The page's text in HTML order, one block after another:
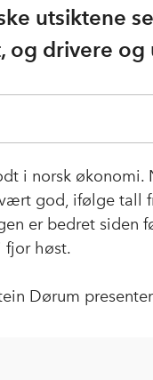
utsiktene
og drivere
i norsk økonomi.
god, ifølge
er bedret siden
fjor høst.
Dørum